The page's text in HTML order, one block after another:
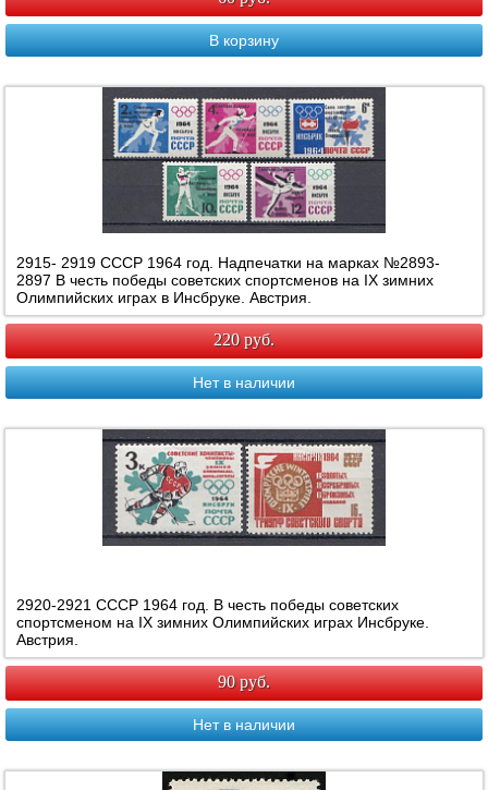
В корзину
2915- 2919 СССР 1964 год. Надпечатки на марках №2893-
2897 В честь победы советских спортсменов на IX зимних
Олимпийских играх в Инсбруке. Австрия.
220 руб.
Нет в наличии
2920-2921 СССР 1964 год. В честь победы советских
спортсменом на IX зимних Олимпийских играх Инсбруке.
Австрия.
90 руб.
Нет в наличии